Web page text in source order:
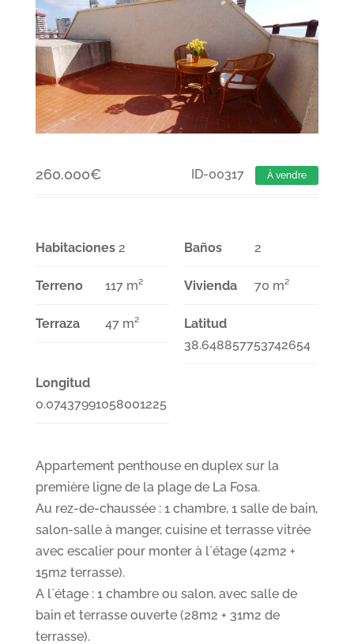
260.000€ ID-00317 À vendre
Habitaciones 2 Baños 2
Terreno 117 m² Vivienda 70 m²
Terraza 47 m²
Latitud
38.648857753742654
Longitud
0.07437991058001225
Appartement penthouse en duplex sur la
première ligne de la plage de La Fosa.
Au rez-de-chaussée : 1 chambre, 1 salle de bain,
salon-salle à manger, cuisine et terrasse vitrée
avec escalier pour monter à l`étage (42m2 +
15m2 terrasse).
A l`étage : 1 chambre ou salon, avec salle de
bain et terrasse ouverte (28m2 + 31m2 de
terrasse).